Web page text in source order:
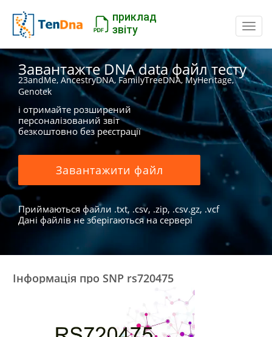
приклад
звіту
Завантажте DNA data файл тесту
23andMe, AncestryDNA, FamilyTreeDNA, MyHeritage,
Genotek
і отримайте розширений
персоналізований звіт
безкоштовно без реєстрації
Завантажити файл
Приймаються файли .txt, .csv, .zip, .csv.gz, .vcf
Дані файлів не зберігаються на сервері
Інформація про SNP rs720475